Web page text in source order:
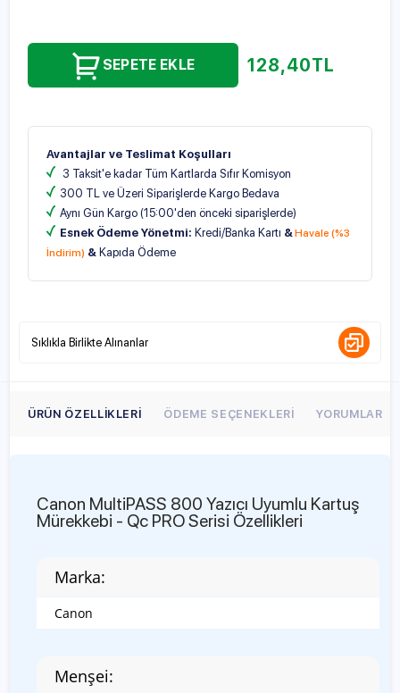
SEPETE EKLE 128,40TL
Avantajlar ve Teslimat Koşulları
3 Taksit'e kadar Tüm Kartlarda Sıfır Komisyon
300 TL ve Üzeri Siparişlerde Kargo Bedava
Aynı Gün Kargo (15:00'den önceki siparişlerde)
Esnek Ödeme Yönetmi: Kredi/Banka Kartı &Havale (%3
İndirim) & Kapıda Ödeme
Sıklıkla Birlikte Alınanlar
ÜRÜN ÖZELLIKLERI ÖDEME SEÇENEKLERI YORUMLAR
Canon MultiPASS 800 Yazıcı Uyumlu Kartuş
Mürekkebi - Qc PRO Serisi Özellikleri
Marka:
Canon
Menşei: